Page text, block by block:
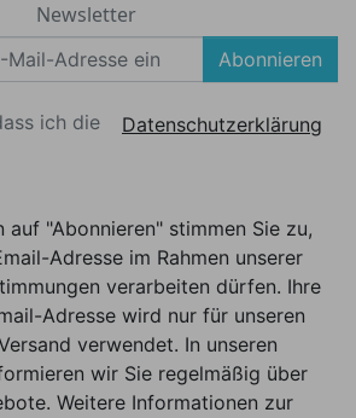
Newsletter
Abonnieren
ich die
Datenschutzerklärung
auf "Abonnieren" stimmen Sie zu,
Adresse im Rahmen unserer
verarbeiten dürfen. Ihre
Adresse wird nur für unseren
verwendet. In unseren
wir Sie regelmäßig über
Weitere Informationen zur